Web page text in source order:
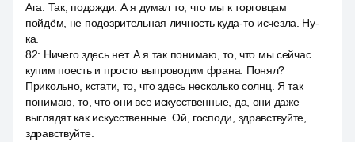
Ага. Так, подожди. А я думал то, что мы к торговцам
пойдём, не подозрительная личность куда-то исчезла. Ну-
ка.
82: Ничего здесь нет. А я так понимаю, то, что мы сейчас
купим поесть и просто выпроводим франа. Понял?
Прикольно, кстати, то, что здесь несколько солнц. Я так
понимаю, то, что они все искусственные, да, они даже
выглядят как искусственные. Ой, господи, здравствуйте,
здравствуйте.